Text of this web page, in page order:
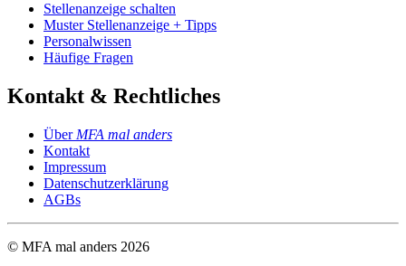
Stellenanzeige schalten
Muster Stellenanzeige + Tipps
Personalwissen
Häufige Fragen
Kontakt & Rechtliches
Über MFA mal anders
Kontakt
Impressum
Datenschutzerklärung
AGBs
© MFA mal anders 2026